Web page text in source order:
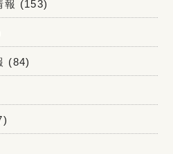
報 (153)
(84)